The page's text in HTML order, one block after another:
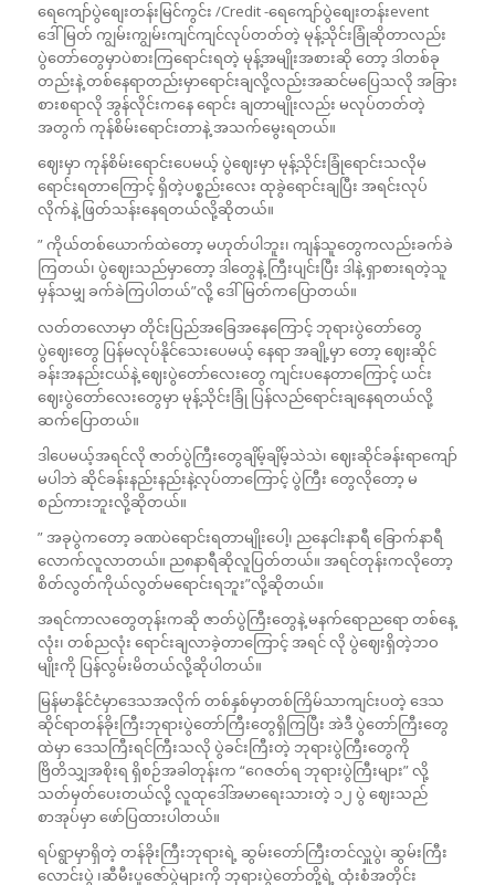
ရေကျော်ပွဲစျေးတန်းမြင်ကွင်း /Credit -ရေကျော်ပွဲစျေးတန်းevent
ဒေါ်မြတ် ကျွမ်းကျွမ်းကျင်ကျင်လုပ်တတ်တဲ့ မုန့်သိုင်းခြုံဆိုတာလည်း
ပွဲတော်တွေမှာပဲစားကြရောင်းရတဲ့ မုန့်အမျိုးအစားဆို တော့ ဒါတစ်ခု
တည်းနဲ့ တစ်နေရာတည်းမှာရောင်းချလို့လည်းအဆင်မပြေသလို အခြား
စားစရာလို အွန်လိုင်းကနေ ရောင်း ချတာမျိုးလည်း မလုပ်တတ်တဲ့
အတွက် ကုန်စိမ်းရောင်းတာနဲ့ အသက်မွေးရတယ်။
ဈေးမှာ ကုန်စိမ်းရောင်းပေမယ့် ပွဲဈေးမှာ မုန့်သိုင်းခြုံရောင်းသလိုမ
ရောင်းရတာကြောင့် ရှိတဲ့ပစ္စည်းလေး ထုခွဲရောင်းချပြီး အရင်းလုပ်
လိုက်နဲ့ ဖြတ်သန်းနေရတယ်လို့ဆိုတယ်။
” ကိုယ်တစ်ယောက်ထဲတော့ မဟုတ်ပါဘူး၊ ကျန်သူတွေကလည်းခက်ခဲ
ကြတယ်၊ ပွဲဈေးသည်မှာတော့ ဒါတွေနဲ့ ကြီးပျင်းပြီး ဒါနဲ့ ရှာစားရတဲ့သူ
မှန်သမျှ ခက်ခဲကြပါတယ်”လို့ ဒေါ်မြတ်ကပြောတယ်။
လတ်တလောမှာ တိုင်းပြည်အခြေအနေကြောင့် ဘုရားပွဲတော်တွေ
ပွဲဈေးတွေ ပြန်မလုပ်နိုင်သေးပေမယ့် နေရာ အချို့မှာ တော့ ဈေးဆိုင်
ခန်းအနည်းငယ်နဲ့ ဈေးပွဲတော်လေးတွေ ကျင်းပနေတာကြောင့် ယင်း
ဈေးပွဲတော်လေးတွေမှာ မုန့်သိုင်းခြုံ ပြန်လည်ရောင်းချနေရတယ်လို့
ဆက်ပြောတယ်။
ဒါပေမယ့်အရင်လို ဇာတ်ပွဲကြီးတွေချိမ့်ချိမ့်သဲသဲ၊ ဈေးဆိုင်ခန်းရာကျော်
မပါဘဲ ဆိုင်ခန်းနည်းနည်းနဲ့လုပ်တာကြောင့် ပွဲကြီး တွေလိုတော့ မ
စည်ကားဘူးလို့ဆိုတယ်။
” အခုပွဲကတော့ ခဏပဲရောင်းရတာမျိုးပေါ့၊ ညနေငါးနာရီ ခြောက်နာရီ
လောက်လူလာတယ်။ ည၈နာရီဆိုလူပြတ်တယ်။ အရင်တုန်းကလိုတော့
စိတ်လွတ်ကိုယ်လွတ်မရောင်းရဘူး”လို့ဆိုတယ်။
အရင်ကာလတွေတုန်းကဆို ဇာတ်ပွဲကြီးတွေနဲ့ မနက်ရောညရော တစ်နေ့
လုံး၊ တစ်ညလုံး ရောင်းချလာခဲ့တာကြောင့် အရင် လို ပွဲဈေးရှိတဲ့ဘဝ
မျိုးကို ပြန်လွမ်းမိတယ်လို့ဆိုပါတယ်။
မြန်မာနိုင်ငံမှာဒေသအလိုက် တစ်နှစ်မှာတစ်ကြိမ်သာကျင်းပတဲ့ ဒေသ
ဆိုင်ရာတန်ခိုးကြီးဘုရားပွဲတော်ကြီးတွေရှိကြပြီး အဲဒီ ပွဲတော်ကြီးတွေ
ထဲမှာ ဒေသကြီးရင်ကြီးသလို ပွဲခင်းကြီးတဲ့ ဘုရားပွဲကြီးတွေကို
ဗြိတိသျှအစိုးရ ရှိစဉ်အခါတုန်းက “ဂေဇတ်ရ ဘုရားပွဲကြီးများ” လို့
သတ်မှတ်ပေးတယ်လို့ လူထုဒေါ်အမာရေးသားတဲ့ ၁၂ ပွဲ ဈေးသည်
စာအုပ်မှာ ဖော်ပြထားပါတယ်။
ရပ်ရွာမှာရှိတဲ့ တန်ခိုးကြီးဘုရားရဲ့ ဆွမ်းတော်ကြီးတင်လှူပွဲ၊ ဆွမ်းကြီး
လောင်းပွဲ ၊ဆီမီးပူဇော်ပွဲများကို ဘုရားပွဲတော်တို့ရဲ့ ထုံးစံအတိုင်း